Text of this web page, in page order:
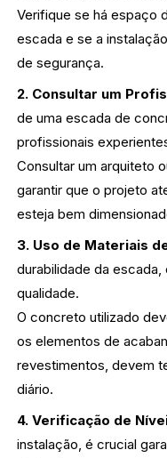
Verifique se há espaço
escada e se a
de segurança.
2. Consultar um
de uma escada de
profissionais
Consultar um arquiteto
garantir que o projeto
esteja bem
3. Uso de Materiais
durabilidade da
qualidade.
O concreto utilizado
os elementos de
revestimentos, devem
diário.
4. Verificação de
instalação, é crucial